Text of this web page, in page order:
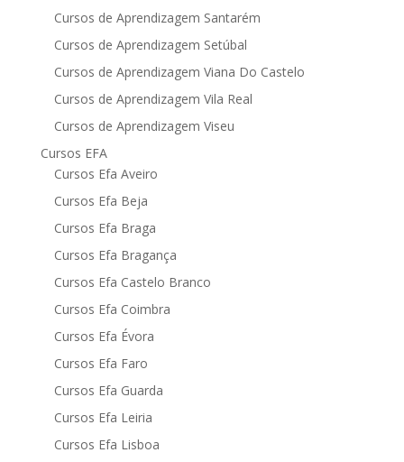
Cursos de Aprendizagem Santarém
Cursos de Aprendizagem Setúbal
Cursos de Aprendizagem Viana Do Castelo
Cursos de Aprendizagem Vila Real
Cursos de Aprendizagem Viseu
Cursos EFA
Cursos Efa Aveiro
Cursos Efa Beja
Cursos Efa Braga
Cursos Efa Bragança
Cursos Efa Castelo Branco
Cursos Efa Coimbra
Cursos Efa Évora
Cursos Efa Faro
Cursos Efa Guarda
Cursos Efa Leiria
Cursos Efa Lisboa